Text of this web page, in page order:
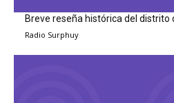
Breve reseña histórica del distrito
Radio Surphuy